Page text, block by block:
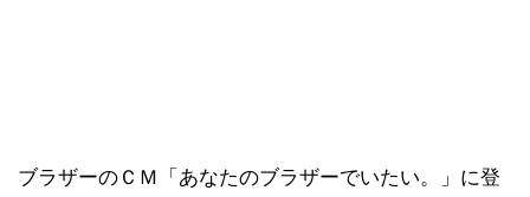
ブラザーのＣＭ「あなたのブラザーでいたい。」に登